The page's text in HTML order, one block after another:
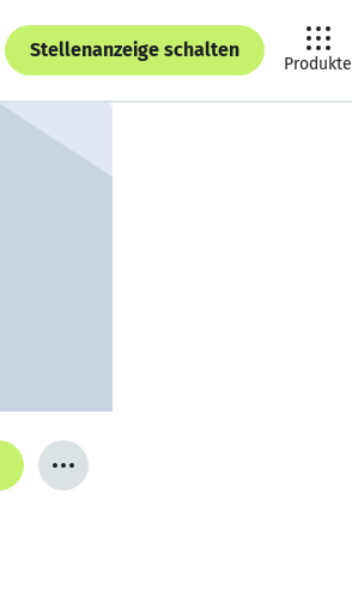
Stellenanzeige schalten
Produkte